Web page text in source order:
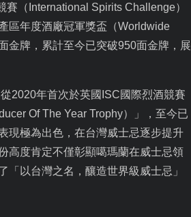
賽（ International Spirits Challenge）
區年度酒廠冠軍獎盃（Worldwide
金牌，累計至今已突破950面金牌，展
2020年首次於英國 ISC國際烈酒競賽
Of The Year Trophy）」，至今已
現極為出色，在台灣威士忌逐步提升
高度肯定不僅彰顯噶瑪蘭在威士忌領
以台灣之名，釀造世界級威士忌」